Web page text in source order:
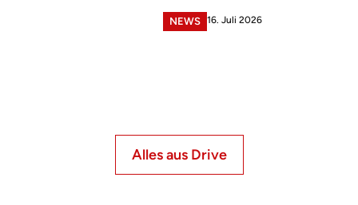
NEWS 16. Juli 2026
Alles aus Drive